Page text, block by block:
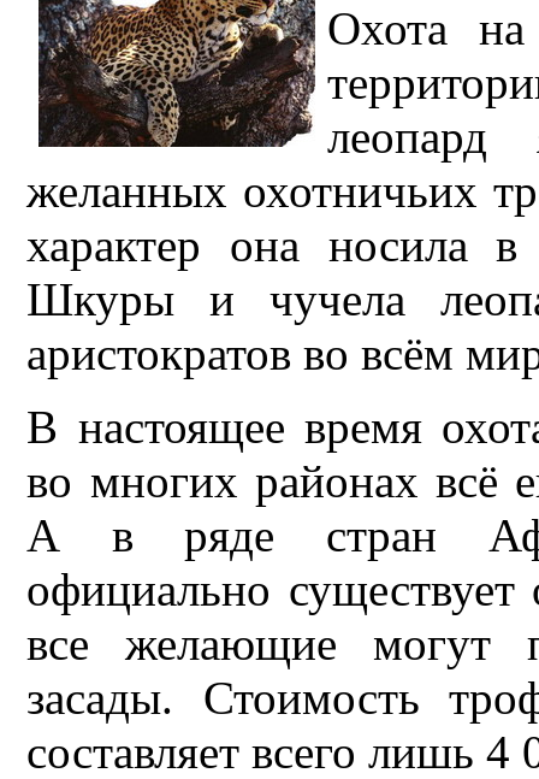
Охота на
желанных охотничьих
характер она носила
Шкуры и чучела
аристократов во всём
В настоящее время
во многих районах всё
А в ряде стран
официально
все желающие могут
засады. Стоимость
составляет всего лишь 4